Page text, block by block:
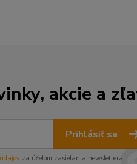
akcie a
Prihlásiť sa
za účelom zasielania newslettera.